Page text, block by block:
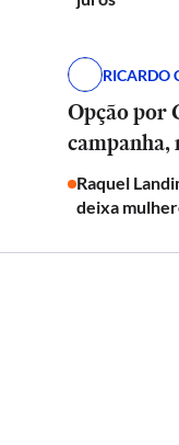
RICARDO
Opção por
Raquel
deixa